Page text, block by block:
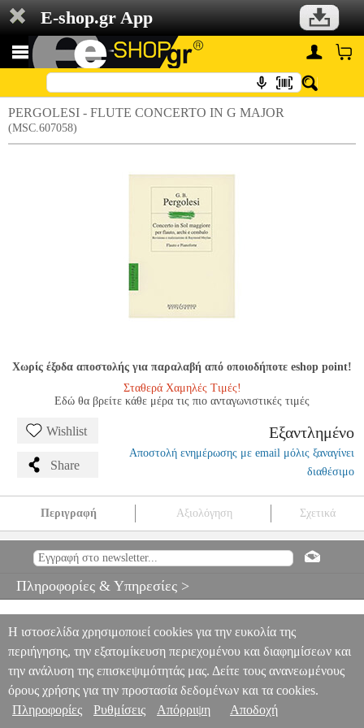
E-shop.gr App
PERGOLESI - FLUTE CONCERTO IN G MAJOR
(MSC.607058)
Χωρίς έξοδα αποστολής για παραλαβή από οποιοδήποτε eshop point!
Σταθερά Χαμηλές Τιμές!
Εδώ θα βρείτε κάθε μέρα τις πιο ανταγωνιστικές τιμές
Wishlist
Share
Εξαντλημένο
Αποστολή ενημέρωσης με email μόλις ξαναγίνει
διαθέσιμο
Περιγραφή Αξιολόγηση Σχετικά
MSC.607058 BOOSEY
ΜΟΥΣΙΚΑ ΒΙΒΛΙΑ
0
Πληροφορίες & Υπηρεσίες >
Η ιστοσελίδα χρησιμοποιεί cookies για την ευκολία της
περιήγησης, την εξατομίκευση περιεχομένου και διαφημίσεων και
την ανάλυση της επισκεψιμότητάς μας. Δείτε τους ανανεωμένους
όρους χρήσης για την προστασία δεδομένων και τα cookies.
Πληροφορίες
Ρυθμίσεις Απόρριψη Αποδοχή